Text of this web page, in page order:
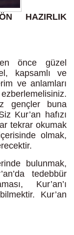
HAZIRLIK
önce güzel
kapsamlı ve
ve anlamları
ezberlemelisiniz.
gençler buna
Kur’an hafızı
tekrar okumak
olmak,
bulunmak,
tedebbür
Kur’an’ı
Kur’an